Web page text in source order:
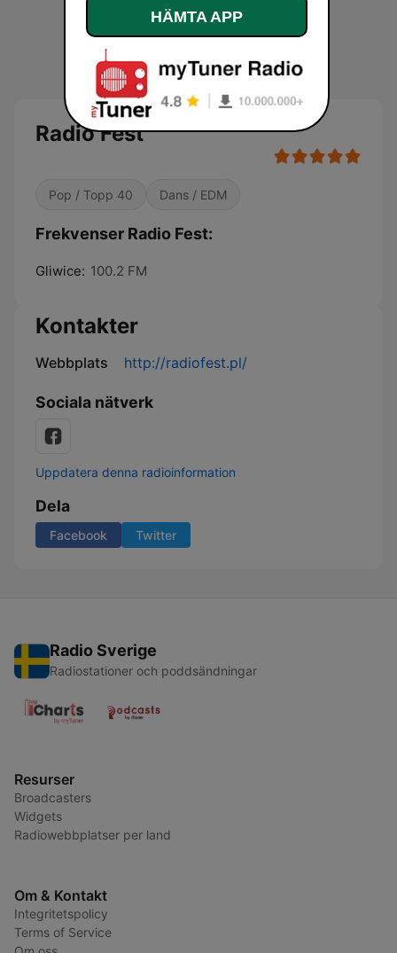
Radio Fest
Pop / Topp 40 Dans / EDM
Frekvenser Radio Fest:
Gliwice: 100.2 FM
Kontakter
Webbplats http://radiofest.pl/
Sociala nätverk
Uppdatera denna radioinformation
Dela
Facebook Twitter
Radio Sverige
Radiostationer och poddsändningar
Resurser
Broadcasters
Widgets
Radiowebbplatser per land
Om & Kontakt
Integritetspolicy
Terms of Service
HÄMTA APP